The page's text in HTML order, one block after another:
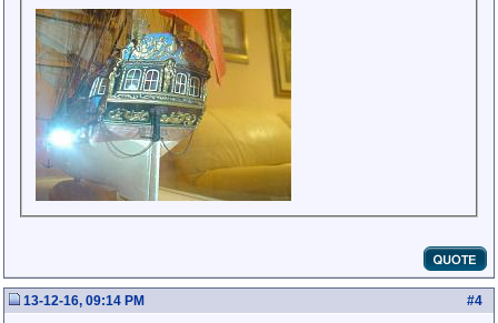
#4
13-12-16, 09:14 PM